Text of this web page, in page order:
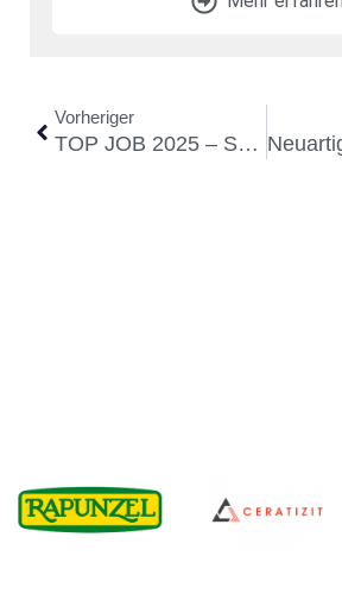
Vorheriger
TOP JOB 2025 – Sozialbau Unter Den Besten Arbeitgebern Deutschlands